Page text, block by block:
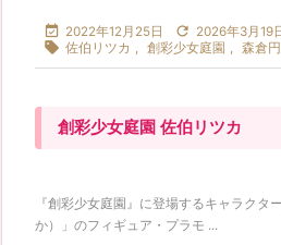
 2022年12月25日  2026年3月19
 佐伯リツカ , 創彩少女庭園 , 森倉円
創彩少女庭園 佐伯リツカ
『創彩少女庭園』に登場するキャラクタ
か）」のフィギュア・プラモ ...